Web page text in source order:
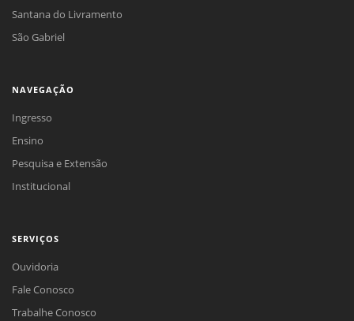
Santana do Livramento
São Gabriel
NAVEGAÇÃO
Ingresso
Ensino
Pesquisa e Extensão
Institucional
SERVIÇOS
Ouvidoria
Fale Conosco
Trabalhe Conosco